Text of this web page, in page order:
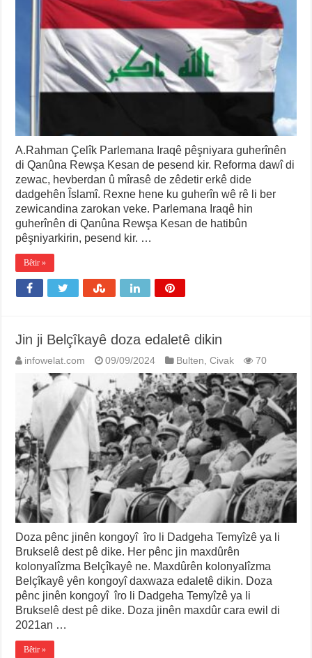
A.Rahman Çelîk Parlemana Iraqê pêşniyara guherînên
di Qanûna Rewşa Kesan de pesend kir. Reforma dawî di
zewac, hevberdan û mîrasê de zêdetir erkê dide
dadgehên Îslamî. Rexne hene ku guherîn wê rê li ber
zewicandina zarokan veke. Parlemana Iraqê hin
guherînên di Qanûna Rewşa Kesan de hatibûn
pêşniyarkirin, pesend kir. …
Bêtir »
Jin ji Belçîkayê doza edaletê dikin
infowelat.com 09/09/2024 Bulten,Civak 70
Doza pênc jinên kongoyî îro li Dadgeha Temyîzê ya li
Brukselê dest pê dike. Her pênc jin maxdûrên
kolonyalîzma Belçîkayê ne. Maxdûrên kolonyalîzma
Belçîkayê yên kongoyî daxwaza edaletê dikin. Doza
pênc jinên kongoyî îro li Dadgeha Temyîzê ya li
Brukselê dest pê dike. Doza jinên maxdûr cara ewil di
2021an …
Bêtir »